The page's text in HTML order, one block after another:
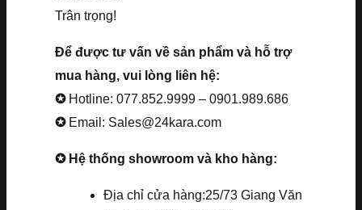
Trân trọng!
Để được tư vấn về sản phẩm và hỗ trợ
mua hàng, vui lòng liên hệ:
✪ Hotline: 077.852.9999 – 0901.989.686
✪ Email: Sales@24kara.com
✪ Hệ thống showroom và kho hàng:
Địa chỉ cửa hàng:25/73 Giang Văn